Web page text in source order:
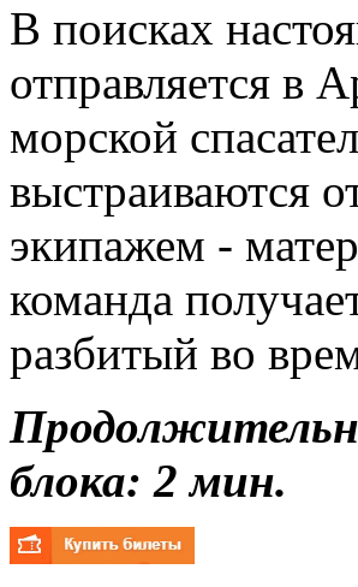
В поисках
отправляется в
морской
выстраиваются
экипажем -
команда
разбитый во
блока: 2 мин.